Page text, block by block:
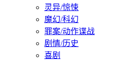
灵异/惊悚
魔幻/科幻
罪案/动作谍战
剧情/历史
喜剧